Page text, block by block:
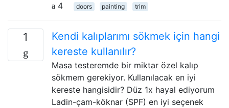
4
doors painting trim
1
Kendi kalıplarımı sökmek için hangi
kereste kullanılır?
Masa testeremde bir miktar özel kalıp
sökmem gerekiyor. Kullanılacak en iyi
kereste hangisidir? Düz 1x hayal ediyorum
Ladin-çam-köknar (SPF) en iyi seçenek